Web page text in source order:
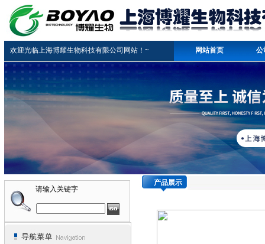
欢迎光临上海博耀生物科技有限公司网站！~ 网站首页 公
请输入关键字
产品展示